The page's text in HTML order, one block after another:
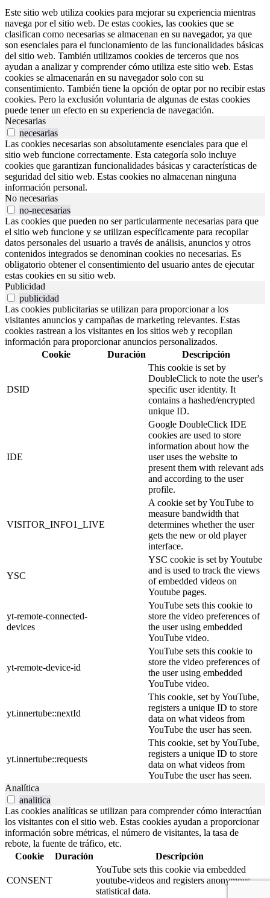
Este sitio web utiliza cookies para mejorar su experiencia mientras
navega por el sitio web. De estas cookies, las cookies que se
clasifican como necesarias se almacenan en su navegador, ya que
son esenciales para el funcionamiento de las funcionalidades básicas
del sitio web. También utilizamos cookies de terceros que nos
ayudan a analizar y comprender cómo utiliza este sitio web. Estas
cookies se almacenarán en su navegador solo con su
consentimiento. También tiene la opción de optar por no recibir estas
cookies. Pero la exclusión voluntaria de algunas de estas cookies
puede tener un efecto en su experiencia de navegación.
Necesarias
necesarias
Las cookies necesarias son absolutamente esenciales para que el
sitio web funcione correctamente. Esta categoría solo incluye
cookies que garantizan funcionalidades básicas y características de
seguridad del sitio web. Estas cookies no almacenan ninguna
información personal.
No necesarias
no-necesarias
Las cookies que pueden no ser particularmente necesarias para que
el sitio web funcione y se utilizan específicamente para recopilar
datos personales del usuario a través de análisis, anuncios y otros
contenidos integrados se denominan cookies no necesarias. Es
obligatorio obtener el consentimiento del usuario antes de ejecutar
estas cookies en su sitio web.
Publicidad
publicidad
Las cookies publicitarias se utilizan para proporcionar a los
visitantes anuncios y campañas de marketing relevantes. Estas
cookies rastrean a los visitantes en los sitios web y recopilan
información para proporcionar anuncios personalizados.
Cookie
Duración Descripción
DSID
This cookie is set by
DoubleClick to note the user's
specific user identity. It
contains a hashed/encrypted
unique ID.
IDE
Google DoubleClick IDE
cookies are used to store
information about how the
user uses the website to
present them with relevant ads
and according to the user
profile.
VISITOR_INFO1_LIVE
A cookie set by YouTube to
measure bandwidth that
determines whether the user
gets the new or old player
interface.
YSC
YSC cookie is set by Youtube
and is used to track the views
of embedded videos on
Youtube pages.
yt-remote-connected-
devices
YouTube sets this cookie to
store the video preferences of
the user using embedded
YouTube video.
yt-remote-device-id
YouTube sets this cookie to
store the video preferences of
the user using embedded
YouTube video.
yt.innertube::nextId
This cookie, set by YouTube,
registers a unique ID to store
data on what videos from
YouTube the user has seen.
yt.innertube::requests
This cookie, set by YouTube,
registers a unique ID to store
data on what videos from
YouTube the user has seen.
Analítica
analitica
Las cookies analíticas se utilizan para comprender cómo interactúan
los visitantes con el sitio web. Estas cookies ayudan a proporcionar
información sobre métricas, el número de visitantes, la tasa de
rebote, la fuente de tráfico, etc.
Cookie
Duración Descripción
CONSENT
YouTube sets this cookie via embedded
youtube-videos and registers anonymous
statistical data.